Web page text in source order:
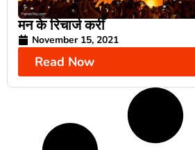
मन के रिचार्ज करीं
November 15, 2021
Read Now